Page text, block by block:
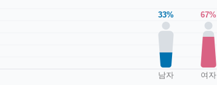
33%
남자
67%
여자